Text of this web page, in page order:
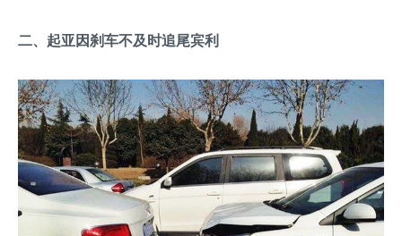
二、起亚因刹车不及时追尾宾利